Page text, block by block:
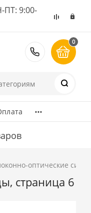
9:00-
8 (495)
0
...
оптические
страница 6